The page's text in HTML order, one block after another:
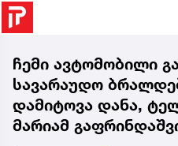
ჩემი ავტომობილი
სავარაუდო
დამიტოვა დანა,
მარიამ